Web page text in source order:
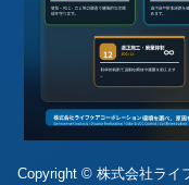
Copyright © 株式会社ライ